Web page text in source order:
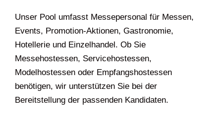
U‍nser Pool umfasst Messepersonal für Messen,
Events, Promotion-Aktionen, Gastronomie,
Hotellerie und Einzelhandel. Ob Sie
Messehostessen, Servicehostessen,
Modelhostessen oder Empfangshostessen
benötigen, wir unterstützen Sie bei der
Bereitstellung der passenden Kandidaten.